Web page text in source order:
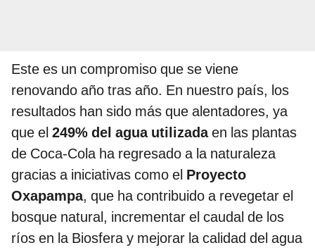
Este es un compromiso que se viene
renovando año tras año. En nuestro país, los
resultados han sido más que alentadores, ya
que el 249% del agua utilizadaen las plantas
de Coca-Cola ha regresado a la naturaleza
gracias a iniciativas como el Proyecto
Oxapampa, que ha contribuido a revegetar el
bosque natural, incrementar el caudal de los
ríos en la Biosfera y mejorar la calidad del agua